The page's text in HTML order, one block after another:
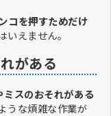
コを押すためだけ
えません。
がある
スのおそれがある
うな煩雑な作業が